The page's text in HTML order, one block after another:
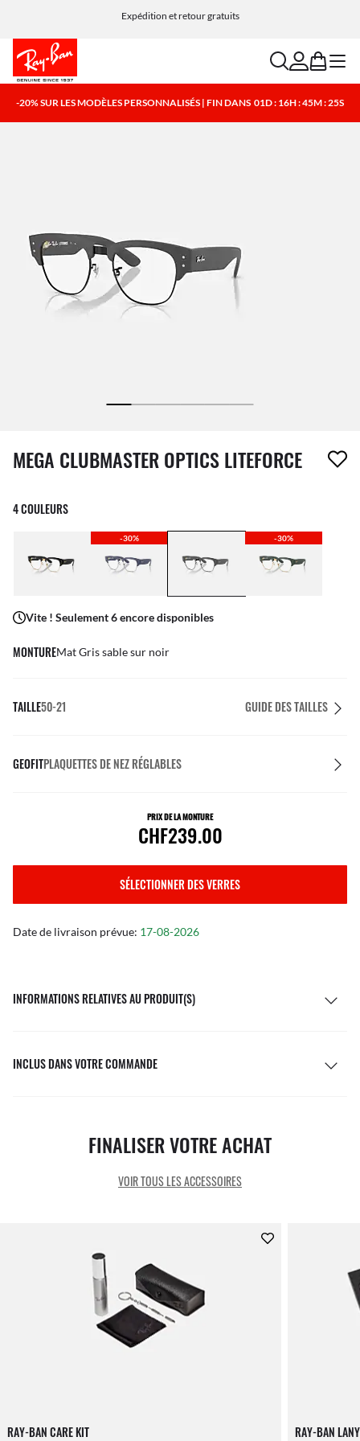
Expédition et retour gratuits
searchaccount
bag menu
-20% SUR LES MODÈLES PERSONNALISÉS | FIN DANS 01D : 16H : 45M : 25S
1 article a été retiré de votre liste de souhaits
MEGA CLUBMASTER OPTICS LITEFORCE
4 COULEURS
-30% -30%
Vite ! Seulement 6 encore disponibles
MONTUREMat Gris sable sur noir
TAILLE50-21 GUIDE DES TAILLES
GEOFITPLAQUETTES DE NEZ RÉGLABLES
PRIX DE LA MONTURE
CHF239.00
SÉLECTIONNER DES VERRES
Date de livraison prévue: 17-08-2026
INFORMATIONS RELATIVES AU PRODUIT(S)
INCLUS DANS VOTRE COMMANDE
FINALISER VOTRE ACHAT
VOIR TOUS LES ACCESSOIRES
RAY-BAN CARE KIT RAY-BAN